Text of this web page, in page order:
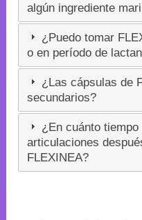
algún ingrediente
¿Puedo tomar
o en período de
¿Las cápsulas de
secundarios?
¿En cuánto
articulaciones
FLEXINEA?